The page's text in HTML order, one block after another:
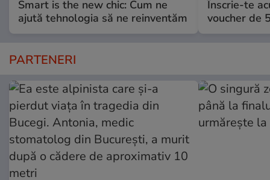
Smart is the new chic: Cum ne
ajută tehnologia să ne reinventăm
Înscrie-te
voucher de
PARTENERI